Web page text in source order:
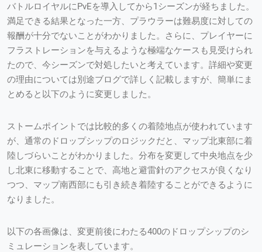
バトルロイヤルにPvEを導入してから1シーズンが経ちました。
満足できる結果となった一方、プラウラーは難易度に対しての
報酬が十分でないことがわかりました。さらに、プレイヤーに
フラストレーションを与えるような極端なケースも見受けられ
たので、今シーズンで対処したいと考えています。詳細や変更
の理由については別途ブログで詳しく記載しますが、簡単にま
とめると以下のように変更しました。
ストームポイントでは比較的多くの着陸地点が使われています
が、通常のドロップシップのロジックだと、マップ北東部に着
陸しづらいことがわかりました。分布を変更して中央地点を少
し北東に移動することで、高地と避雷針のアクセスが良くなり
つつ、マップ南西部にも引き続き着陸することができるように
なりました。
以下の各画像は、変更前後にわたる400のドロップシップのシ
ミュレーションを表しています。